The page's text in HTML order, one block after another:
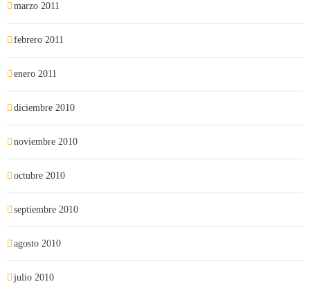
marzo 2011
febrero 2011
enero 2011
diciembre 2010
noviembre 2010
octubre 2010
septiembre 2010
agosto 2010
julio 2010